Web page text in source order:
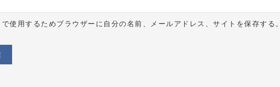
使用するためブラウザーに自分の名前、メールアドレス、サイトを保存する。